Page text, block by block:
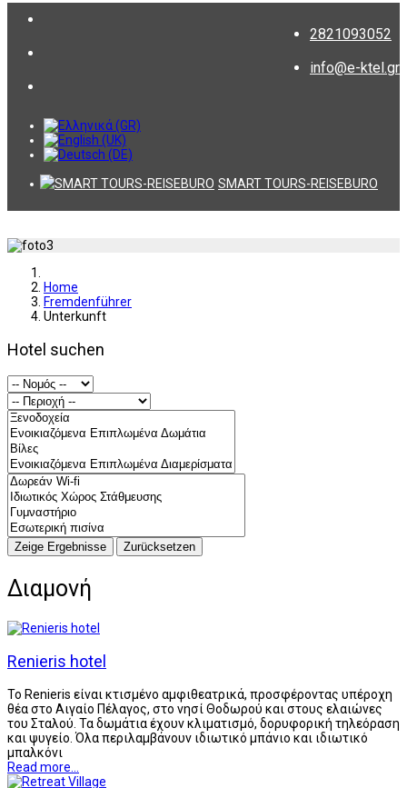
2821093052
info@e-ktel.gr
SMART TOURS-REISEBURO
Home
Fremdenführer
Unterkunft
Hotel suchen
Διαμονή
Renieris hotel
Το Renieris είναι κτισμένο αμφιθεατρικά, προσφέροντας υπέροχη
θέα στο Αιγαίο Πέλαγος, στο νησί Θοδωρού και στους ελαιώνες
του Σταλού. Τα δωμάτια έχουν κλιματισμό, δορυφορική τηλεόραση
και ψυγείο. Όλα περιλαμβάνουν ιδιωτικό μπάνιο και ιδιωτικό
μπαλκόνι
Read more...